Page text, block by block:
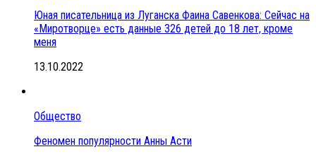
Юная писательница из Луганска Фаина Савенкова: Сейчас на
«Миротворце» есть данные 326 детей до 18 лет, кроме
меня
13.10.2022
Общество
Феномен популярности Анны Асти